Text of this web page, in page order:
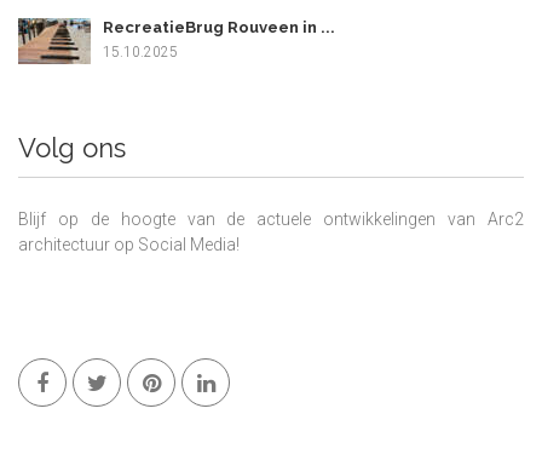
RecreatieBrug Rouveen in ...
15.10.2025
Volg ons
Blijf op de hoogte van de actuele ontwikkelingen van Arc2
architectuur op Social Media!